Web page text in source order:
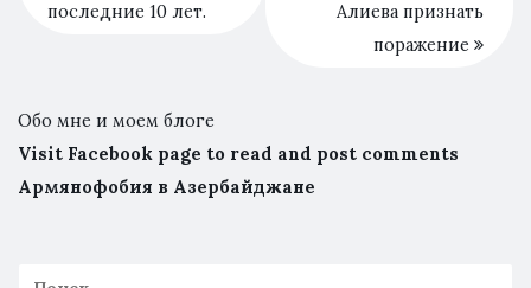
последние 10 лет.
Алиева признать
поражение
Обо мне и моем блоге
Visit Facebook page to read and post comments
Армянофобия в Азербайджане